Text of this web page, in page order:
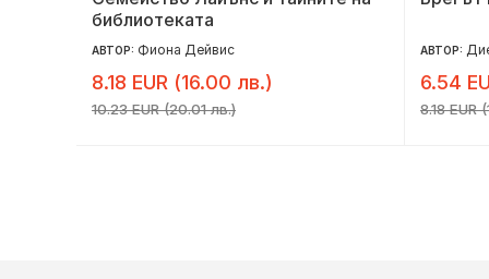
библиотеката
АВТОР: Фиона Дейвис
8.18 EUR (16.00 лв.)
10.23 EUR (20.01 лв.)
АВТОР:
6.54
8.18 EUR